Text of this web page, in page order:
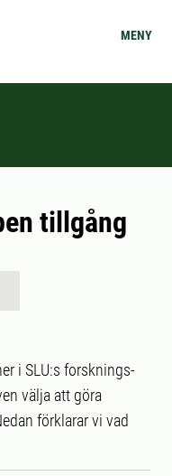
MENY
tillgång
i SLU:s forsknings-
välja att göra
förklarar vi vad